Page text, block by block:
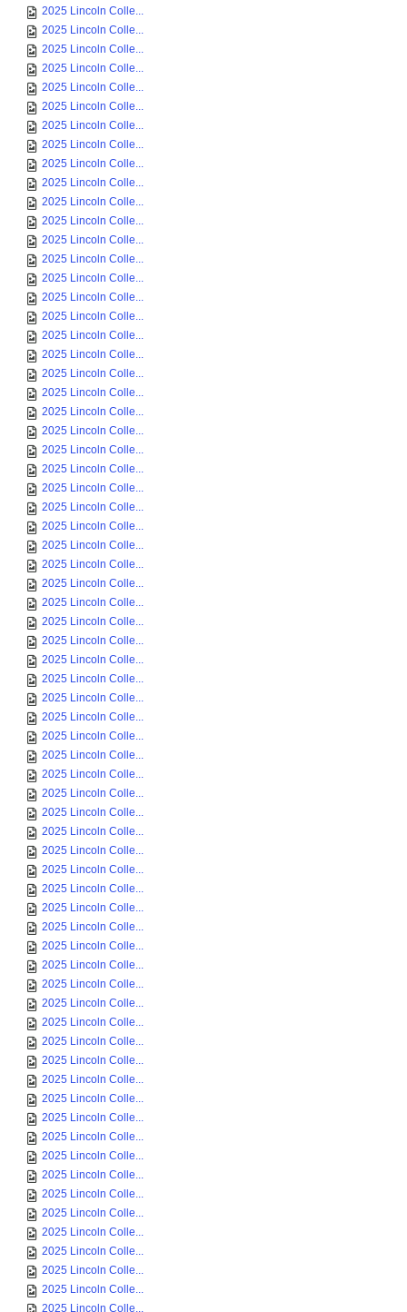
2025 Lincoln Colle...
2025 Lincoln Colle...
2025 Lincoln Colle...
2025 Lincoln Colle...
2025 Lincoln Colle...
2025 Lincoln Colle...
2025 Lincoln Colle...
2025 Lincoln Colle...
2025 Lincoln Colle...
2025 Lincoln Colle...
2025 Lincoln Colle...
2025 Lincoln Colle...
2025 Lincoln Colle...
2025 Lincoln Colle...
2025 Lincoln Colle...
2025 Lincoln Colle...
2025 Lincoln Colle...
2025 Lincoln Colle...
2025 Lincoln Colle...
2025 Lincoln Colle...
2025 Lincoln Colle...
2025 Lincoln Colle...
2025 Lincoln Colle...
2025 Lincoln Colle...
2025 Lincoln Colle...
2025 Lincoln Colle...
2025 Lincoln Colle...
2025 Lincoln Colle...
2025 Lincoln Colle...
2025 Lincoln Colle...
2025 Lincoln Colle...
2025 Lincoln Colle...
2025 Lincoln Colle...
2025 Lincoln Colle...
2025 Lincoln Colle...
2025 Lincoln Colle...
2025 Lincoln Colle...
2025 Lincoln Colle...
2025 Lincoln Colle...
2025 Lincoln Colle...
2025 Lincoln Colle...
2025 Lincoln Colle...
2025 Lincoln Colle...
2025 Lincoln Colle...
2025 Lincoln Colle...
2025 Lincoln Colle...
2025 Lincoln Colle...
2025 Lincoln Colle...
2025 Lincoln Colle...
2025 Lincoln Colle...
2025 Lincoln Colle...
2025 Lincoln Colle...
2025 Lincoln Colle...
2025 Lincoln Colle...
2025 Lincoln Colle...
2025 Lincoln Colle...
2025 Lincoln Colle...
2025 Lincoln Colle...
2025 Lincoln Colle...
2025 Lincoln Colle...
2025 Lincoln Colle...
2025 Lincoln Colle...
2025 Lincoln Colle...
2025 Lincoln Colle...
2025 Lincoln Colle...
2025 Lincoln Colle...
2025 Lincoln Colle...
2025 Lincoln Colle...
2025 Lincoln Colle...